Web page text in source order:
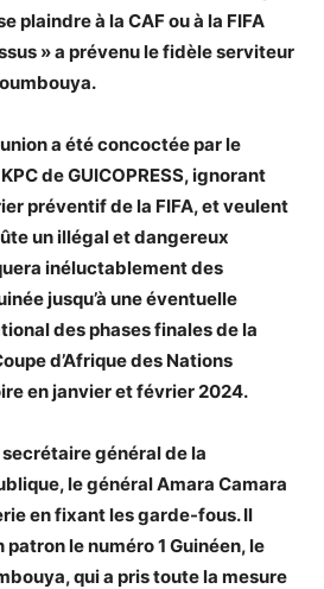
plaindre à la CAF ou à la FIFA
» a prévenu le fidèle serviteur
a été concoctée par le
de GUICOPRESS, ignorant
préventif de la FIFA, et veulent
un illégal et dangereux
inéluctablement des
jusqu’à une éventuelle
des phases finales de la
d’Afrique des Nations
en janvier et février 2024.
général de la
le général Amara Camara
en fixant les garde-fous. Il
le numéro 1 Guinéen, le
qui a pris toute la mesure